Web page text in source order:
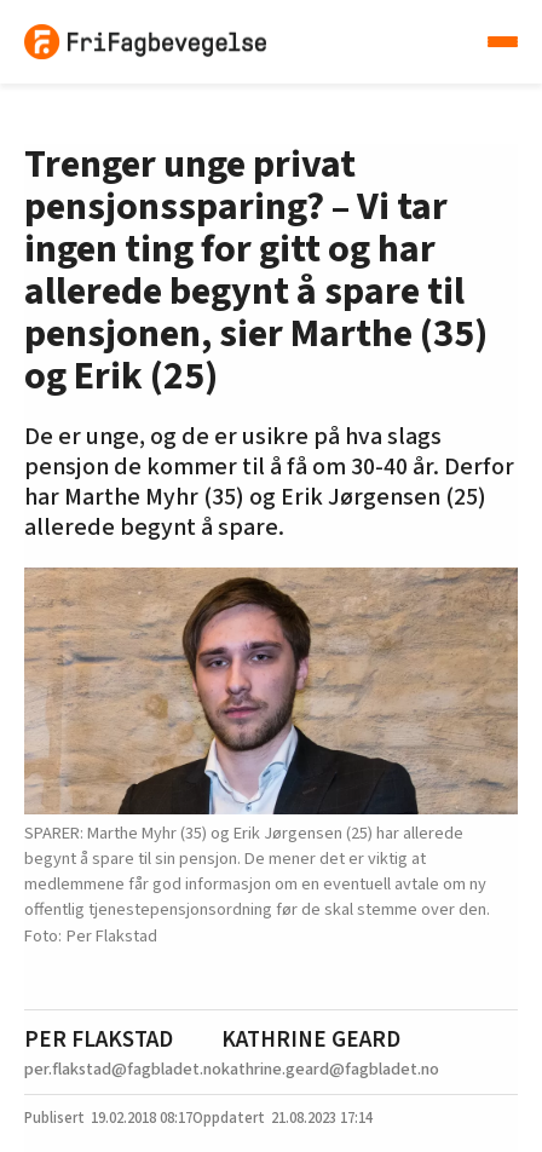
Trenger unge privat
pensjonssparing? – Vi tar
ingen ting for gitt og har
allerede begynt å spare til
pensjonen, sier Marthe (35)
og Erik (25)
De er unge, og de er usikre på hva slags
pensjon de kommer til å få om 30-40 år. Derfor
har Marthe Myhr (35) og Erik Jørgensen (25)
allerede begynt å spare.
SPARER: Marthe Myhr (35) og Erik Jørgensen (25) har allerede
begynt å spare til sin pensjon. De mener det er viktig at
medlemmene får god informasjon om en eventuell avtale om ny
offentlig tjenestepensjonsordning før de skal stemme over den.
Per Flakstad
PER FLAKSTAD
per.flakstad@fagbladet.no
KATHRINE GEARD
kathrine.geard@fagbladet.no
19.02.201808:17 21.08.2023 17:14